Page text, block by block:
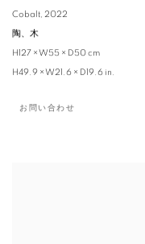
Cobalt, 2022
陶、木
H127 × W55 × D50 cm
H49.9 × W21.6 × D19.6 in.
お問い合わせ